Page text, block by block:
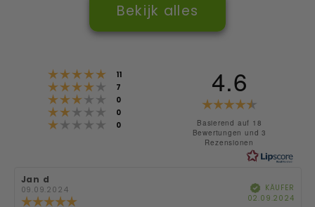
Bekijk alles
Bewertung: 5 von 5 Sternen
11
Bewertung: 4 von 5 Sternen
7
Bewertung: 3 von 5 Sternen
0
Bewertung: 2 von 5 Sternen
0
Bewertung: 1 von 5 Sternen
0
4.6
4.6
Sternen
Basierend auf 18
Bewertungen und 3
Rezensionen
Autor
der
Rezension:
Jan d
09.09.2024
Bewertung:
Verifiziert
KÄUFER
02.09.2024